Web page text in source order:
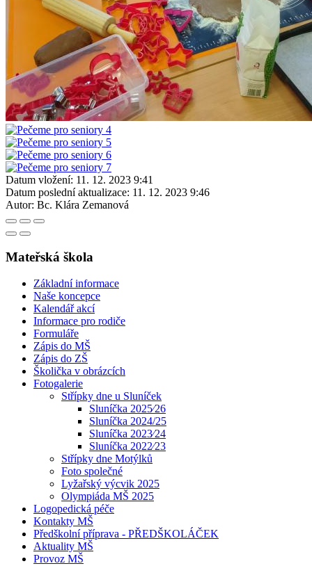
Datum vložení: 11. 12. 2023 9:41
Datum poslední aktualizace: 11. 12. 2023 9:46
Autor: Bc. Klára Zemanová
Mateřská škola
Základní informace
Naše koncepce
Kalendář akcí
Informace pro rodiče
Formuláře
Zápis do MŠ
Zápis do ZŠ
Školička v obrázcích
Fotogalerie
Střípky dne u Sluníček
Sluníčka 2025⁄26
Sluníčka 2024/25
Sluníčka 2023⁄24
Sluníčka 2022⁄23
Střípky dne Motýlků
Foto společné
Lyžařský výcvik 2025
Olympiáda MŠ 2025
Logopedická péče
Kontakty MŠ
Předškolní příprava - PŘEDŠKOLÁČEK
Aktuality MŠ
Provoz MŠ